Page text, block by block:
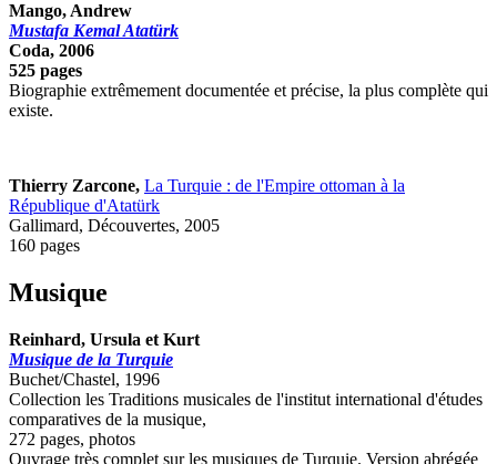
Mango, Andrew
Mustafa Kemal Atatürk
Coda, 2006
525 pages
Biographie extrêmement documentée et précise, la plus complète qui
existe.
Thierry Zarcone, La Turquie : de l'Empire ottoman à la
République d'Atatürk
Gallimard, Découvertes, 2005
160 pages
Musique
Reinhard, Ursula et Kurt
Musique de la Turquie
Buchet/Chastel, 1996
Collection les Traditions musicales de l'institut international d'études
comparatives de la musique,
272 pages, photos
Ouvrage très complet sur les musiques de Turquie. Version abrégée